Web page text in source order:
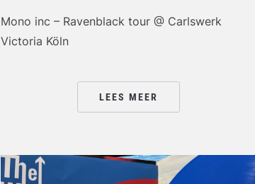
Mono inc – Ravenblack tour @ Carlswerk
Victoria Köln
LEES MEER